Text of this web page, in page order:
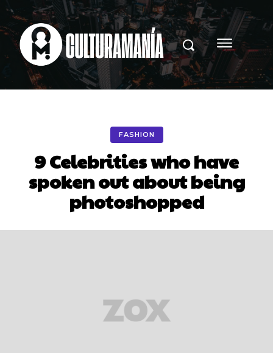
FASHION
9 Celebrities who have
spoken out about being
photoshopped